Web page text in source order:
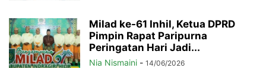
Milad ke-61 Inhil, Ketua DPRD
Pimpin Rapat Paripurna
Peringatan Hari Jadi...
Nia Nismaini - 14/06/2026